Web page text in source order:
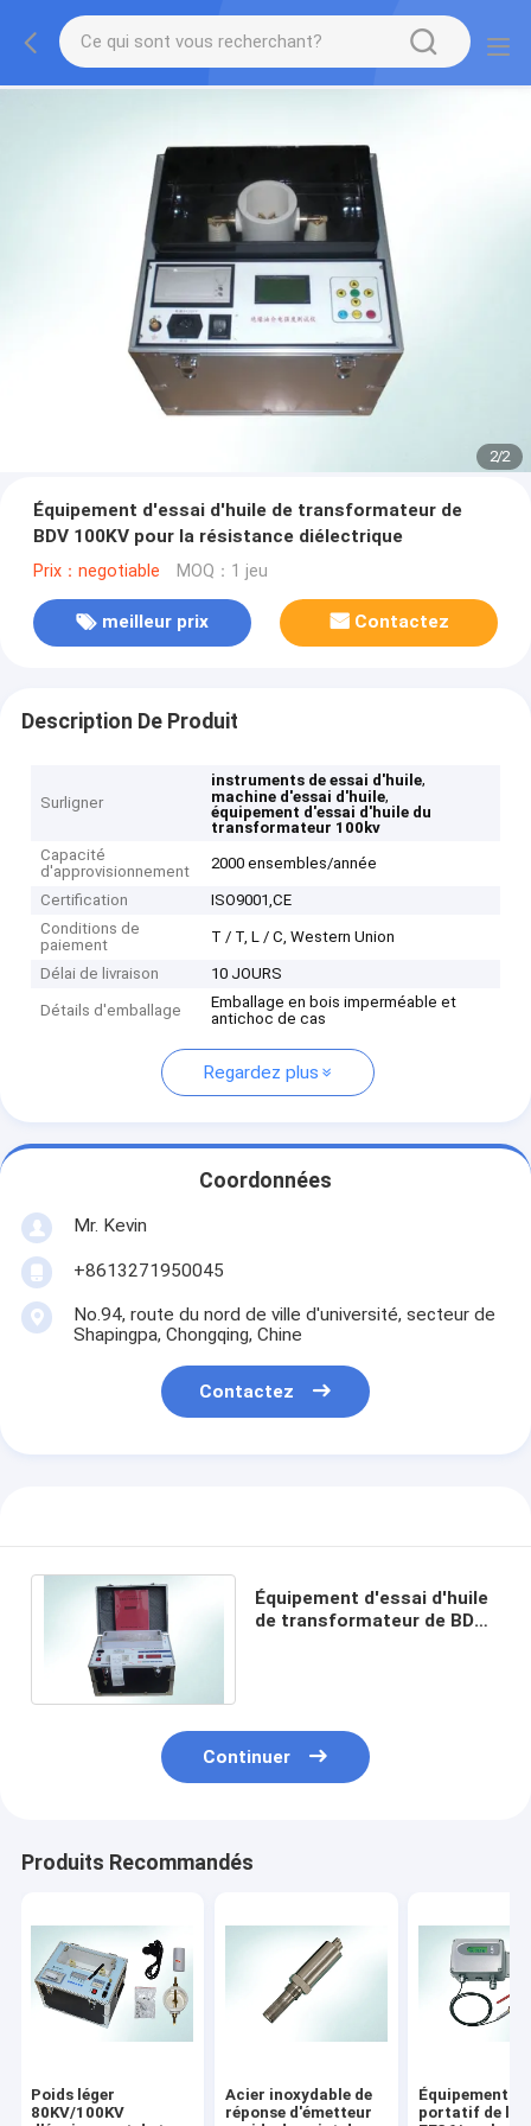
2/2
Équipement d'essai d'huile de transformateur de
BDV 100KV pour la résistance diélectrique
Prix：negotiable MOQ：1 jeu
meilleur prix Contactez
Description De Produit
Surligner
instruments de essai d'huile,
machine d'essai d'huile,
équipement d'essai d'huile du
transformateur 100kv
Capacité
d'approvisionnement
2000 ensembles/année
Certification
ISO9001,CE
Conditions de
paiement
T / T, L / C, Western Union
Délai de livraison 10 JOURS
Détails d'emballage
Emballage en bois imperméable et
antichoc de cas
Regardez plus
Coordonnées
Mr. Kevin
+8613271950045
No.94, route du nord de ville d'université, secteur de
Shapingpa, Chongqing, Chine
Contactez
Équipement d'essai d'huile
de transformateur de BDV
Continuer
Produits Recommandés
Poids léger
80KV/100KV
Acier inoxydable de
réponse d'émetteur
Équipement
portatif de